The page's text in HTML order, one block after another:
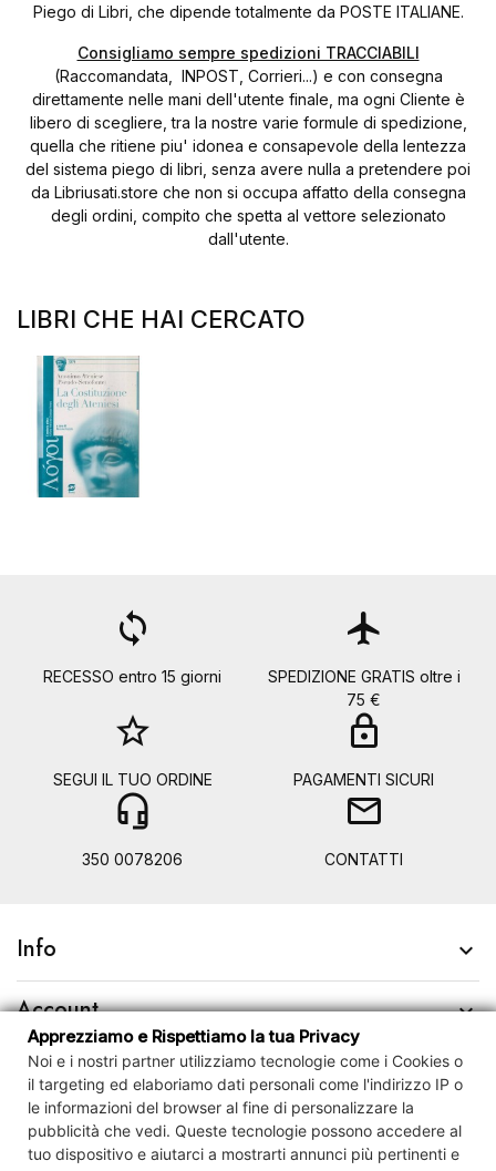
Piego di Libri, che dipende totalmente da POSTE ITALIANE.
Consigliamo sempre spedizioni TRACCIABILI
(Raccomandata, INPOST, Corrieri...) e con consegna
direttamente nelle mani dell'utente finale, ma ogni Cliente è
libero di scegliere, tra la nostre varie formule di spedizione,
quella che ritiene piu' idonea e consapevole della lentezza
del sistema piego di libri, senza avere nulla a pretendere poi
da Libriusati.store che non si occupa affatto della consegna
degli ordini, compito che spetta al vettore selezionato
dall'utente.
LIBRI CHE HAI CERCATO
loop
RECESSO entro 15 giorni
flight
SPEDIZIONE GRATIS oltre i
75 €
star_border
SEGUI IL TUO ORDINE
lock
PAGAMENTI SICURI
headset_mic
350 0078206
mail
CONTATTI
Info 
Account 
Contact us 
Newsletter 
Apprezziamo e Rispettiamo la tua Privacy
Noi e i nostri partner utilizziamo tecnologie come i Cookies o
il targeting ed elaboriamo dati personali come l'indirizzo IP o
le informazioni del browser al fine di personalizzare la
pubblicità che vedi. Queste tecnologie possono accedere al
tuo dispositivo e aiutarci a mostrarti annunci più pertinenti e